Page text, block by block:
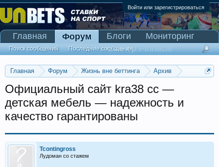
Войти или зарегистрироваться
Главная Форум Жизнь вне беттинга
Архив
Прогнозы на Олимпийские игры 2016
Официальный сайт kra38 cc —
детская мебель — надежность и
качество гарантированы
Tcontingross
Лудоман со стажем
Главная Форум
Поиск сообщений Последние сообщения
Блоги
Мониторинг
Сканер Pinnacle